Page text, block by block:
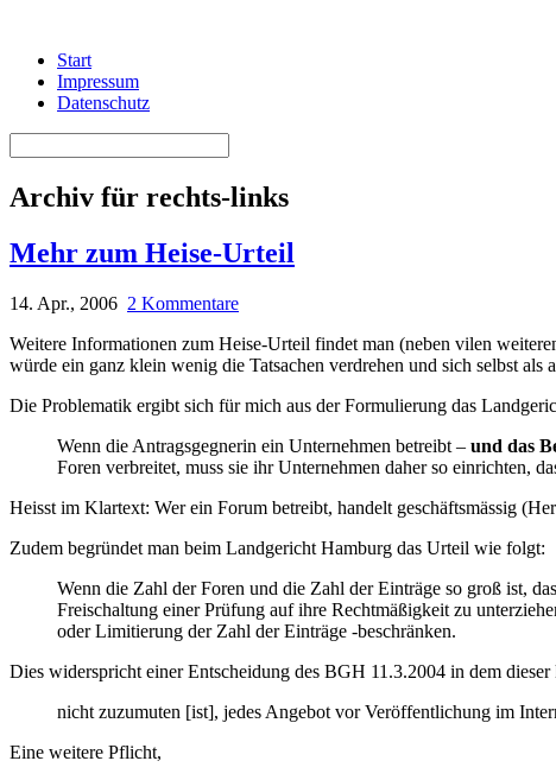
Start
Impressum
Datenschutz
Archiv für rechts-links
Mehr zum Heise-Urteil
14. Apr., 2006 2 Kommentare
Weitere Informationen zum Heise-Urteil findet man (neben vilen
würde ein ganz klein wenig die Tatsachen verdrehen und sich selbst
Die Problematik ergibt sich für mich aus der Formulierung das
Wenn die Antragsgegnerin ein Unternehmen betreibt – und das
Foren verbreitet, muss sie ihr Unternehmen daher so einrichten,
Heisst im Klartext: Wer ein Forum betreibt, handelt geschäftsmässig
Zudem begründet man beim Landgericht Hamburg das Urteil wie folgt:
Wenn die Zahl der Foren und die Zahl der Einträge so groß ist,
Freischaltung einer Prüfung auf ihre Rechtmäßigkeit zu
oder Limitierung der Zahl der Einträge -beschränken.
Dies widerspricht einer Entscheidung des BGH 11.3.2004 in dem dieser
nicht zuzumuten [ist], jedes Angebot vor Veröffentlichung im
Eine weitere Pflicht,